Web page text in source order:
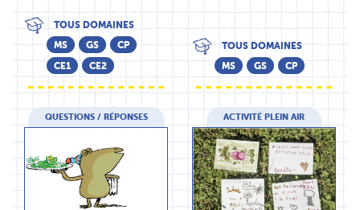
TOUS DOMAINES
MS
GS
CP
CE1
CE2
TOUS DOMAINES
MS
GS CP
QUESTIONS / RÉPONSES ACTIVITÉ PLEIN AIR